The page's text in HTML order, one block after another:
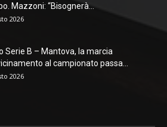
Mazzoni: “Bisognerà...
2026
Serie B – Mantova, la marcia
al campionato passa...
2026